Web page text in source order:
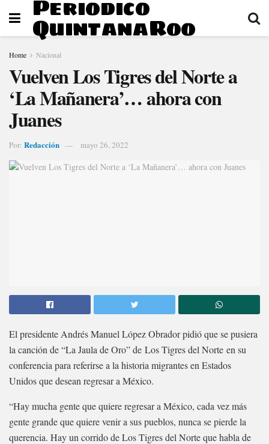
Periodico
QuintanaRoo
Home Nacional
Vuelven Los Tigres del Norte a
‘La Mañanera’… ahora con
Juanes
Por: Redacción mayo 26, 2022
El presidente Andrés Manuel López Obrador pidió que se pusiera
la canción de “La Jaula de Oro” de Los Tigres del Norte en su
conferencia para referirse a la historia migrantes en Estados
Unidos que desean regresar a México.
“Hay mucha gente que quiere regresar a México, cada vez más
gente grande que quiere venir a sus pueblos, nunca se pierde la
querencia. Hay un corrido de Los Tigres del Norte que habla de